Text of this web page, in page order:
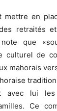
en
retraités
que
culturel de
mahorais
avec lui
Ce